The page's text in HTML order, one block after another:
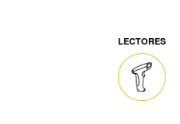
LECTORES